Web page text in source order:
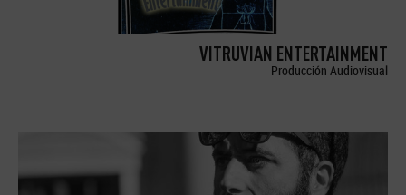
VITRUVIAN ENTERTAINMENT
Producción Audiovisual